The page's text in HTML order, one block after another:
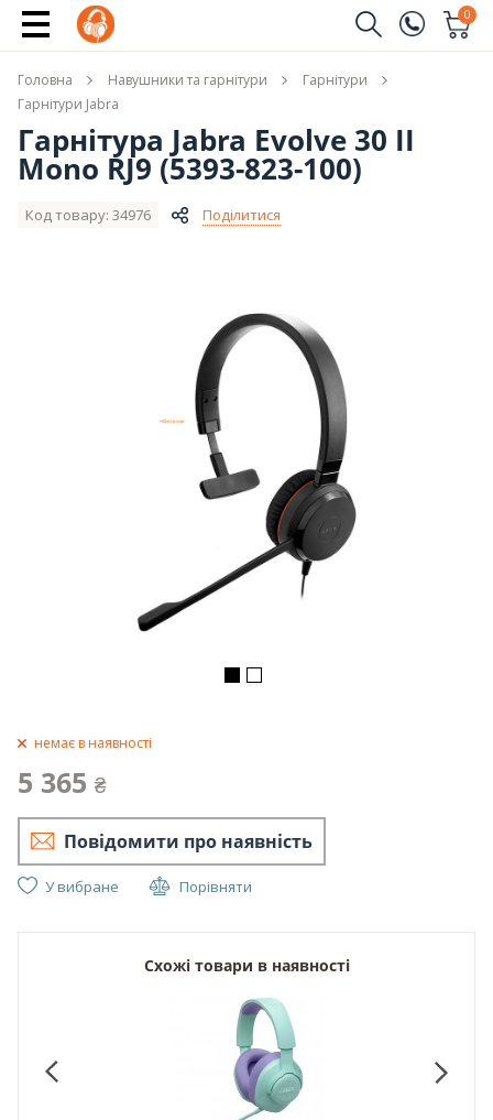
(096)
(044)
0
Ім'я
Телефон
Головна Навушники та гарнітури
Гарнітури
Гарнітури Jabra
Гарнітура Jabra Evolve 30 II
Mono RJ9 (5393-823-100)
Код товару: 34976 Поділитися
немає в наявності
5 365 ₴
Повідомити про наявність
У вибране Порівняти
Схожі товари в наявності
Повідомити про наявність